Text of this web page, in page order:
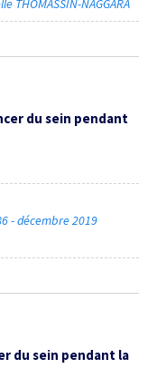
THOMASSIN-NAGGARA
du sein pendant
- décembre 2019
du sein pendant la